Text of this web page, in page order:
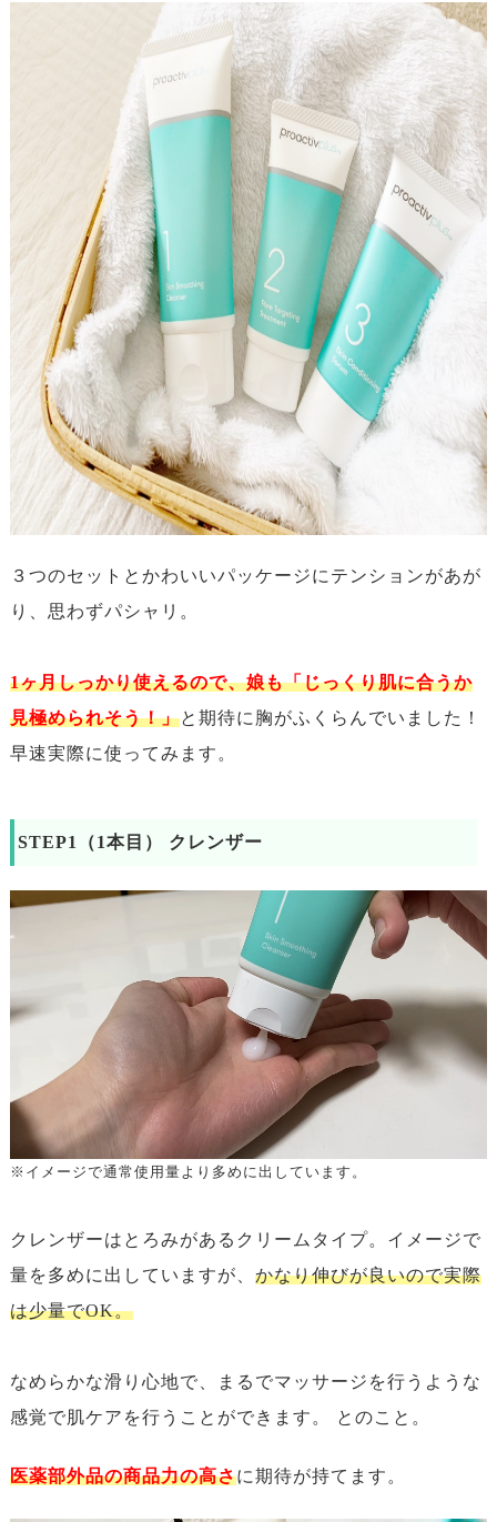
３つのセットとかわいいパッケージにテンションがあが
り、思わずパシャリ。
1ヶ月しっかり使えるので、娘も「じっくり肌に合うか
見極められそう！」と期待に胸がふくらんでいました！
早速実際に使ってみます。
STEP1（1本目） クレンザー
※イメージで通常使用量より多めに出しています。
クレンザーはとろみがあるクリームタイプ。イメージで
量を多めに出していますが、 かなり伸びが良いので実際
は少量でOK。
なめらかな滑り心地で、まるでマッサージを行うような
感覚で肌ケアを行うことができます。 とのこと。
医薬部外品の商品力の高さに期待が持てます。